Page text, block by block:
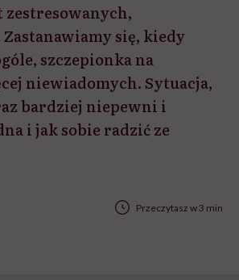
zestresowanych,
się, kiedy
szczepionka na
niewiadomych. Sytuacja,
bardziej niepewni i
i jak sobie radzić ze
Przeczytasz w 3 min